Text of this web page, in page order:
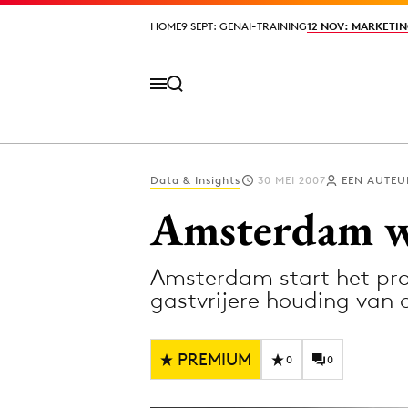
HOME9 SEPT: GENAI-TRAINING12 NOV:
HOME9 SEPT: GENAI-TRAINING12 NOV:
Digital
Diversiteit
Data & Insights 30 MEI 2007 EEN
Amsterdam
Amsterdam start het
gastvrijere houding van
PREMIUM 0 0